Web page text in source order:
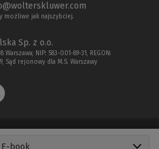
E-book
możliwe jak najszybciej.
Sp. z o.o.
NIP: 583-001-89-31, REGON:
Sąd rejonowy dla M.S. Warszawy